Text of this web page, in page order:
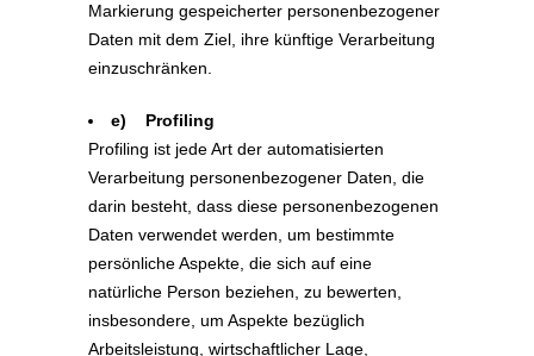
Markierung gespeicherter personenbezogener
Daten mit dem Ziel, ihre künftige Verarbeitung
einzuschränken.
e) Profiling
Profiling ist jede Art der automatisierten
Verarbeitung personenbezogener Daten, die
darin besteht, dass diese personenbezogenen
Daten verwendet werden, um bestimmte
persönliche Aspekte, die sich auf eine
natürliche Person beziehen, zu bewerten,
insbesondere, um Aspekte bezüglich
Arbeitsleistung, wirtschaftlicher Lage,